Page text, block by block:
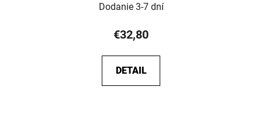
Dodanie 3-7 dní
€32,80
DETAIL